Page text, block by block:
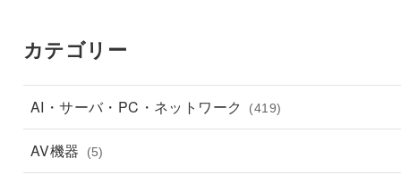
カテゴリー
AI・サーバ・PC・ネットワーク (419)
AV機器 (5)